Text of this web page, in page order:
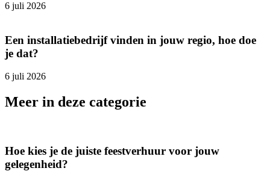
6 juli 2026
Een installatiebedrijf vinden in jouw regio, hoe doe
je dat?
6 juli 2026
Meer in deze categorie
Hoe kies je de juiste feestverhuur voor jouw
gelegenheid?